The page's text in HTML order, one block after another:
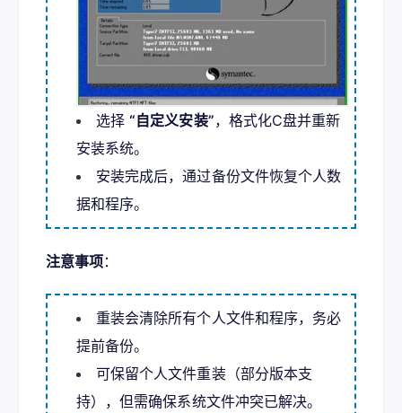
选择“自定义安装”，格式化C盘并重新
安装系统。
安装完成后，通过备份文件恢复个人数
据和程序。
注意事项：
重装会清除所有个人文件和程序，务必
提前备份。
可保留个人文件重装（部分版本支
持），但需确保系统文件冲突已解决。